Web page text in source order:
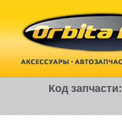
Код запчасти: